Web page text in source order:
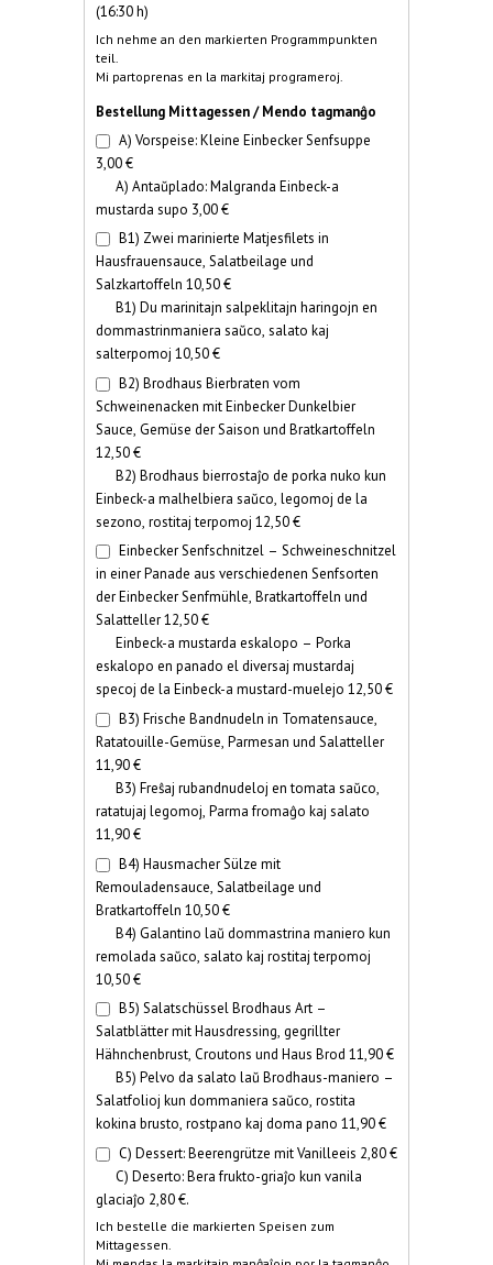
(16:30 h)
Ich nehme an den markierten Programmpunkten
teil.
Mi partoprenas en la markitaj programeroj.
Bestellung Mittagessen / Mendo tagmanĝo
A) Vorspeise: Kleine Einbecker Senfsuppe
3,00 €
A) Antaŭplado: Malgranda Einbeck-a
mustarda supo 3,00 €
B1) Zwei marinierte Matjesfilets in
Hausfrauensauce, Salatbeilage und
Salzkartoffeln 10,50 €
B1) Du marinitajn salpeklitajn haringojn en
dommastrinmaniera saŭco, salato kaj
salterpomoj 10,50 €
B2) Brodhaus Bierbraten vom
Schweinenacken mit Einbecker Dunkelbier
Sauce, Gemüse der Saison und Bratkartoffeln
12,50 €
B2) Brodhaus bierrostaĵo de porka nuko kun
Einbeck-a malhelbiera saŭco, legomoj de la
sezono, rostitaj terpomoj 12,50 €
Einbecker Senfschnitzel – Schweineschnitzel
in einer Panade aus verschiedenen Senfsorten
der Einbecker Senfmühle, Bratkartoffeln und
Salatteller 12,50 €
Einbeck-a mustarda eskalopo – Porka
eskalopo en panado el diversaj mustardaj
specoj de la Einbeck-a mustard-muelejo 12,50 €
B3) Frische Bandnudeln in Tomatensauce,
Ratatouille-Gemüse, Parmesan und Salatteller
11,90 €
B3) Freŝaj rubandnudeloj en tomata saŭco,
ratatujaj legomoj, Parma fromaĝo kaj salato
11,90 €
B4) Hausmacher Sülze mit
Remouladensauce, Salatbeilage und
Bratkartoffeln 10,50 €
B4) Galantino laŭ dommastrina maniero kun
remolada saŭco, salato kaj rostitaj terpomoj
10,50 €
B5) Salatschüssel Brodhaus Art –
Salatblätter mit Hausdressing, gegrillter
Hähnchenbrust, Croutons und Haus Brod 11,90 €
B5) Pelvo da salato laŭ Brodhaus-maniero –
Salatfolioj kun dommaniera saŭco, rostita
kokina brusto, rostpano kaj doma pano 11,90 €
C) Dessert: Beerengrütze mit Vanilleeis 2,80 €
C) Deserto: Bera frukto-griaĵo kun vanila
glaciaĵo 2,80 €.
Ich bestelle die markierten Speisen zum
Mittagessen.